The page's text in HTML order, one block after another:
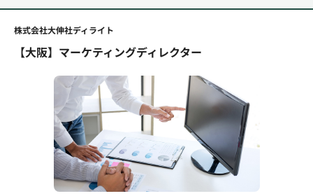
株式会社大伸社ディライト
【大阪】マーケティングディレクター